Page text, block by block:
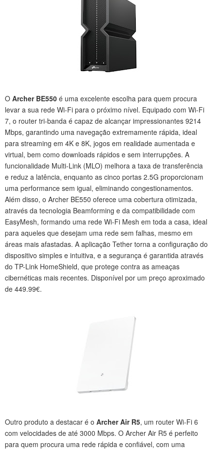
O Archer BE550 é uma excelente escolha para quem procura
levar a sua rede Wi-Fi para o próximo nível. Equipado com Wi-Fi
7, o router tri-banda é capaz de alcançar impressionantes 9214
Mbps, garantindo uma navegação extremamente rápida, ideal
para streaming em 4K e 8K, jogos em realidade aumentada e
virtual, bem como downloads rápidos e sem interrupções. A
funcionalidade Multi-Link (MLO) melhora a taxa de transferência
e reduz a latência, enquanto as cinco portas 2.5G proporcionam
uma performance sem igual, eliminando congestionamentos.
Além disso, o Archer BE550 oferece uma cobertura otimizada,
através da tecnologia Beamforming e da compatibilidade com
EasyMesh, formando uma rede Wi-Fi Mesh em toda a casa, ideal
para aqueles que desejam uma rede sem falhas, mesmo em
áreas mais afastadas. A aplicação Tether torna a configuração do
dispositivo simples e intuitiva, e a segurança é garantida através
do TP-Link HomeShield, que protege contra as ameaças
cibernéticas mais recentes. Disponível por um preço aproximado
de 449.99€.
Outro produto a destacar é o Archer Air R5, um router Wi-Fi 6
com velocidades de até 3000 Mbps. O Archer Air R5 é perfeito
para quem procura uma rede rápida e confiável, com uma